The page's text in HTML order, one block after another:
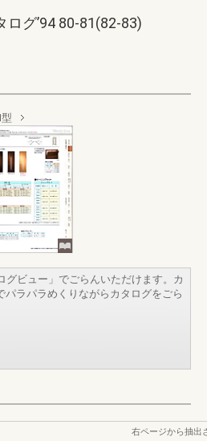
グ’94 80-81(82-83)
グビュー」でごらんいただけます。カ
パラパラめくりながらカタログをごら
右ページから抽出